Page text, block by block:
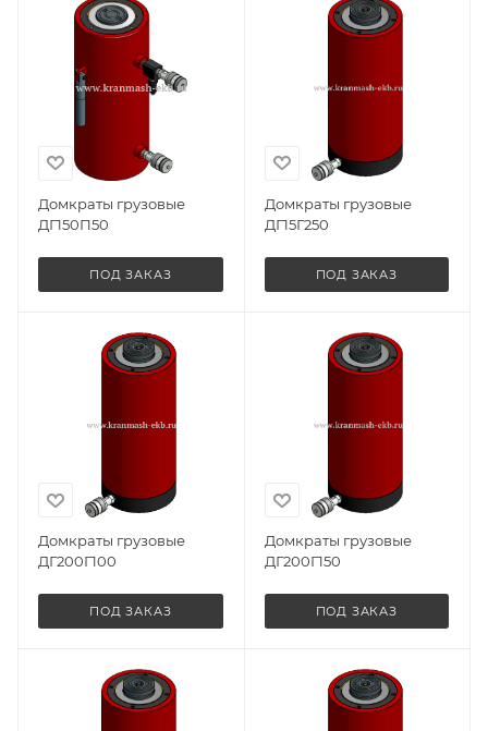
Домкраты грузовые
ДГ150П50
ПОД ЗАКАЗ
Домкраты грузовые
ДГ15Г250
ПОД ЗАКАЗ
Домкраты грузовые
ДГ200Г100
ПОД ЗАКАЗ
Домкраты грузовые
ДГ200Г150
ПОД ЗАКАЗ